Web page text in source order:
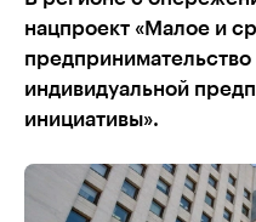
нацпроект «Малое и
индивидуальной
инициативы».